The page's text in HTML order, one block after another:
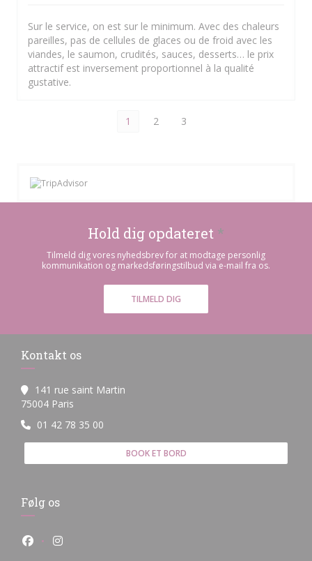
Sur le service, on est sur le minimum. Avec des chaleurs
pareilles, pas de cellules de glaces ou de froid avec les
viandes, le saumon, crudités, sauces, desserts… le prix
attractif est inversement proportionnel à la qualité
gustative.
1 2 3
Hold dig opdateret *
Tilmeld dig vores nyhedsbrev for at modtage personlig
kommunikation og markedsføringstilbud via e-mail fra os.
TILMELD DIG
Kontakt os
141 rue saint Martin
75004 Paris
01 42 78 35 00
BOOK ET BORD
Følg os
Facebook ((åbner i et nyt vindue))
Instagram ((åbner i et nyt vindue))